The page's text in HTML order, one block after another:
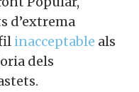
d’extrema
inacceptable als
dels